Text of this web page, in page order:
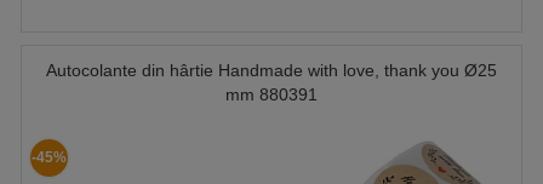
Autocolante din hârtie Handmade with love, thank you Ø25
mm 880391
-45%